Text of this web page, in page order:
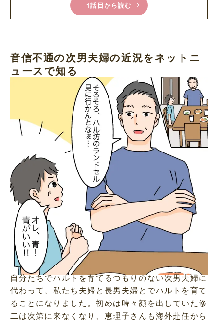
1話目から読む
音信不通の次男夫婦の近況をネットニ
ュースで知る
自分たちでハルトを育てるつもりのない次男夫婦に
代わって、私たち夫婦と長男夫婦とでハルトを育て
ることになりました。初めは時々顔を出していた修
二は次第に来なくなり、恵理子さんも海外赴任から